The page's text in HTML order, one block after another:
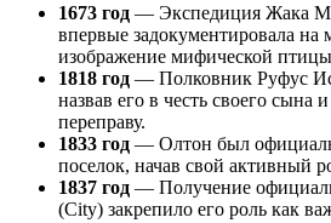
1673 год — Экспедиция Жака
впервые задокументировала на
изображение мифической
1818 год — Полковник Руфус
назвав его в честь своего сына
переправу.
1833 год — Олтон был
поселок, начав свой активный
1837 год — Получение
(City) закрепило его роль как